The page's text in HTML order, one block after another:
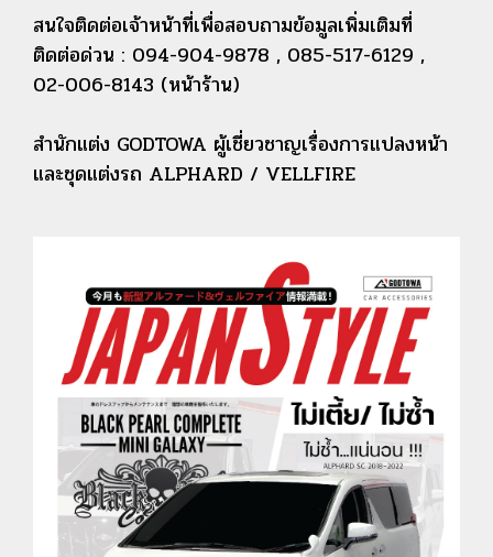
สนใจติดต่อเจ้าหน้าที่เพื่อสอบถามข้อมูลเพิ่มเติมที่
ติดต่อด่วน : 094-904-9878 , 085-517-6129 ,
02-006-8143 (หน้าร้าน)
สำนักแต่ง GODTOWA ผู้เชี่ยวชาญเรื่องการแปลงหน้า
และชุดแต่งรถ ALPHARD / VELLFIRE